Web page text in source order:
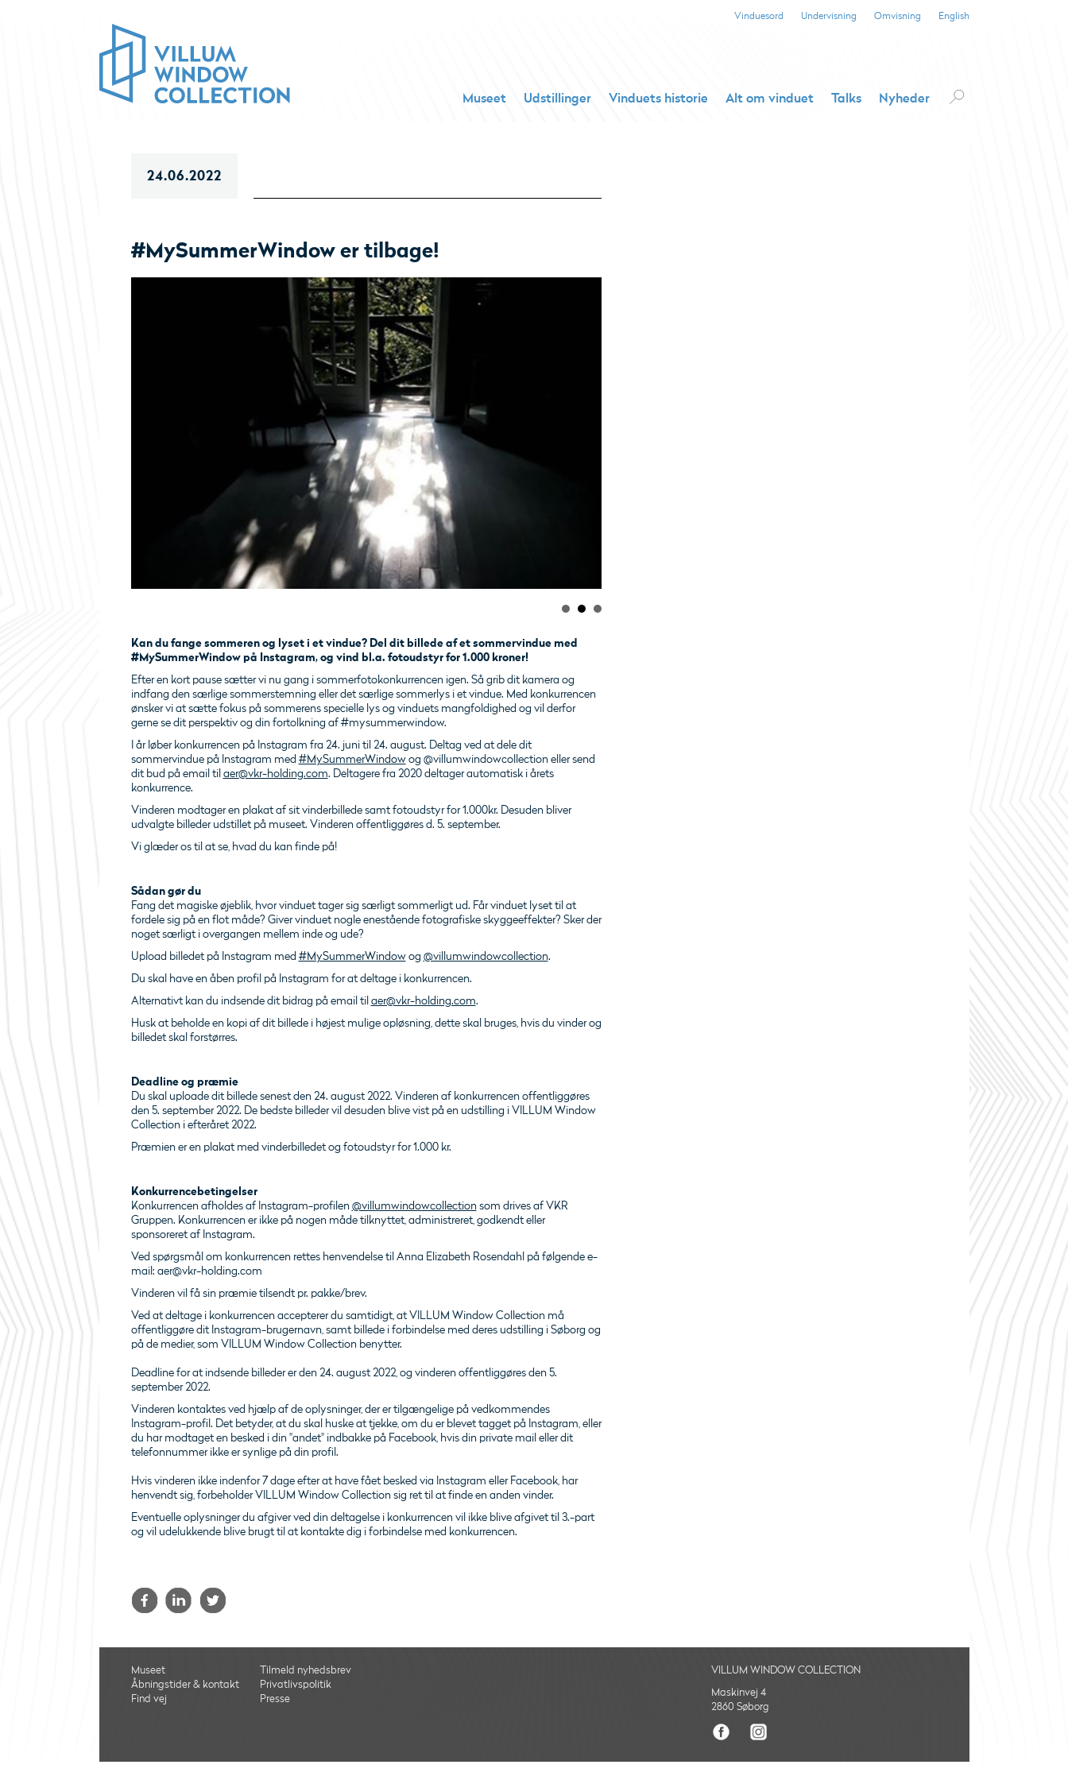
English
Vinduesord Undervisning Omvisning
Museet Udstillinger Vinduets historie Alt om vinduet Talks Nyheder
24.06.2022
#MySummerWindow er tilbage!
Kan du fange sommeren og lyset i et vindue? Del dit billede af et sommervindue med
#MySummerWindow på Instagram, og vind bl.a. fotoudstyr for 1.000 kroner!
Efter en kort pause sætter vi nu gang i sommerfotokonkurrencen igen. Så grib dit kamera og
indfang den særlige sommerstemning eller det særlige sommerlys i et vindue. Med konkurrencen
ønsker vi at sætte fokus på sommerens specielle lys og vinduets mangfoldighed og vil derfor
gerne se dit perspektiv og din fortolkning af #mysummerwindow.
I år løber konkurrencen på Instagram fra 24. juni til 24. august. Deltag ved at dele dit
sommervindue på Instagram med #MySummerWindowog @villumwindowcollection eller send
dit bud på email til aer@vkr-holding.com. Deltagere fra 2020 deltager automatisk i årets
konkurrence.
Vinderen modtager en plakat af sit vinderbillede samt fotoudstyr for 1.000kr. Desuden bliver
udvalgte billeder udstillet på museet. Vinderen offentliggøres d. 5. september.
Vi glæder os til at se, hvad du kan finde på!
Sådan gør du
Fang det magiske øjeblik, hvor vinduet tager sig særligt sommerligt ud. Får vinduet lyset til at
fordele sig på en flot måde? Giver vinduet nogle enestående fotografiske skyggeeffekter? Sker der
noget særligt i overgangen mellem inde og ude?
Upload billedet på Instagram med #MySummerWindowog @villumwindowcollection.
Du skal have en åben profil på Instagram for at deltage i konkurrencen.
Alternativt kan du indsende dit bidrag på email til aer@vkr-holding.com.
Husk at beholde en kopi af dit billede i højest mulige opløsning, dette skal bruges, hvis du vinder og
billedet skal forstørres.
Deadline og præmie
Du skal uploade dit billede senest den 24. august 2022. Vinderen af konkurrencen offentliggøres
den 5. september 2022. De bedste billeder vil desuden blive vist på en udstilling i VILLUM Window
Collection i efteråret 2022.
Præmien er en plakat med vinderbilledet og fotoudstyr for 1.000 kr.
Konkurrencebetingelser
Konkurrencen afholdes af Instagram-profilen@villumwindowcollectionsom drives af VKR
Gruppen. Konkurrencen er ikke på nogen måde tilknyttet, administreret, godkendt eller
sponsoreret af Instagram.
Ved spørgsmål om konkurrencen rettes henvendelse til Anna Elizabeth Rosendahl på følgende e-
mail: aer@vkr-holding.com
Vinderen vil få sin præmie tilsendt pr. pakke/brev.
Ved at deltage i konkurrencen accepterer du samtidigt, at VILLUM Window Collection må
offentliggøre dit Instagram-brugernavn, samt billede i forbindelse med deres udstilling i Søborg og
på de medier, som VILLUM Window Collection benytter.
Deadline for at indsende billeder er den 24. august 2022, og vinderen offentliggøres den 5.
september 2022.
Vinderen kontaktes ved hjælp af de oplysninger, der er tilgængelige på vedkommendes
Instagram-profil. Det betyder, at du skal huske at tjekke, om du er blevet tagget på Instagram, eller
du har modtaget en besked i din "andet" indbakke på Facebook, hvis din private mail eller dit
telefonnummer ikke er synlige på din profil.
Hvis vinderen ikke indenfor 7 dage efter at have fået besked via Instagram eller Facebook, har
henvendt sig, forbeholder VILLUM Window Collection sig ret til at finde en anden vinder.
Eventuelle oplysninger du afgiver ved din deltagelse i konkurrencen vil ikke blive afgivet til 3.-part
og vil udelukkende blive brugt til at kontakte dig i forbindelse med konkurrencen.
Museet
Åbningstider & kontakt
Find vej
Tilmeld nyhedsbrev
Privatlivspolitik
Presse
VILLUM WINDOW COLLECTION
Maskinvej 4
2860 Søborg